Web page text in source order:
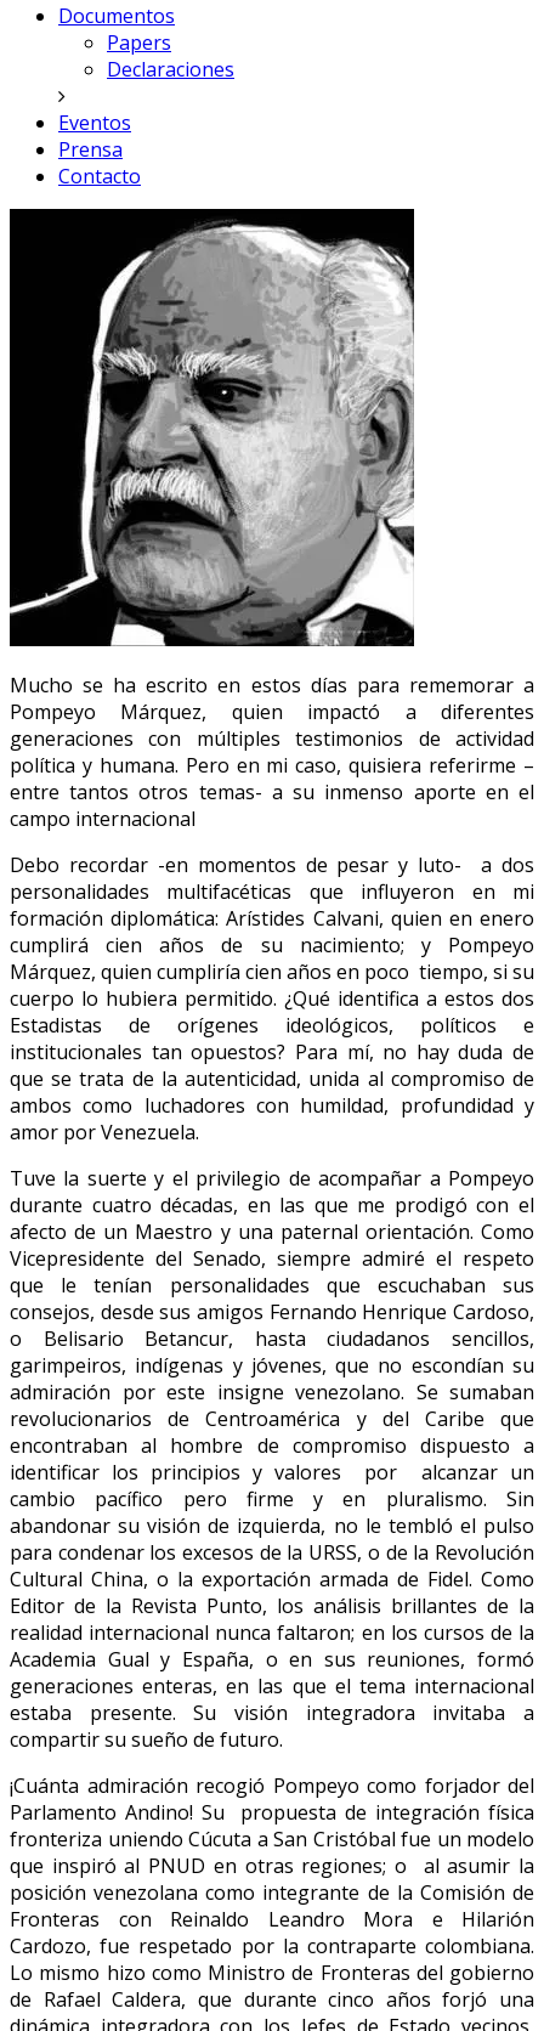
Documentos
Papers
Declaraciones
Eventos
Prensa
Contacto
Mucho se ha escrito en estos días para rememorar a
Pompeyo Márquez, quien impactó a diferentes
generaciones con múltiples testimonios de actividad
política y humana. Pero en mi caso, quisiera referirme –
entre tantos otros temas- a su inmenso aporte en el
campo internacional
Debo recordar -en momentos de pesar y luto- a dos
personalidades multifacéticas que influyeron en mi
formación diplomática: Arístides Calvani, quien en enero
cumplirá cien años de su nacimiento; y Pompeyo
Márquez, quien cumpliría cien años en poco tiempo, si su
cuerpo lo hubiera permitido. ¿Qué identifica a estos dos
Estadistas de orígenes ideológicos, políticos e
institucionales tan opuestos? Para mí, no hay duda de
que se trata de la autenticidad, unida al compromiso de
ambos como luchadores con humildad, profundidad y
amor por Venezuela.
Tuve la suerte y el privilegio de acompañar a Pompeyo
durante cuatro décadas, en las que me prodigó con el
afecto de un Maestro y una paternal orientación. Como
Vicepresidente del Senado, siempre admiré el respeto
que le tenían personalidades que escuchaban sus
consejos, desde sus amigos Fernando Henrique Cardoso,
o Belisario Betancur, hasta ciudadanos sencillos,
garimpeiros, indígenas y jóvenes, que no escondían su
admiración por este insigne venezolano. Se sumaban
revolucionarios de Centroamérica y del Caribe que
encontraban al hombre de compromiso dispuesto a
identificar los principios y valores por alcanzar un
cambio pacífico pero firme y en pluralismo. Sin
abandonar su visión de izquierda, no le tembló el pulso
para condenar los excesos de la URSS, o de la Revolución
Cultural China, o la exportación armada de Fidel. Como
Editor de la Revista Punto, los análisis brillantes de la
realidad internacional nunca faltaron; en los cursos de la
Academia Gual y España, o en sus reuniones, formó
generaciones enteras, en las que el tema internacional
estaba presente. Su visión integradora invitaba a
compartir su sueño de futuro.
¡Cuánta admiración recogió Pompeyo como forjador del
Parlamento Andino! Su propuesta de integración física
fronteriza uniendo Cúcuta a San Cristóbal fue un modelo
que inspiró al PNUD en otras regiones; o al asumir la
posición venezolana como integrante de la Comisión de
Fronteras con Reinaldo Leandro Mora e Hilarión
Cardozo, fue respetado por la contraparte colombiana.
Lo mismo hizo como Ministro de Fronteras del gobierno
de Rafael Caldera, que durante cinco años forjó una